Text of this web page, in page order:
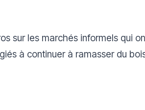
sur les marchés informels qui
à continuer à ramasser du